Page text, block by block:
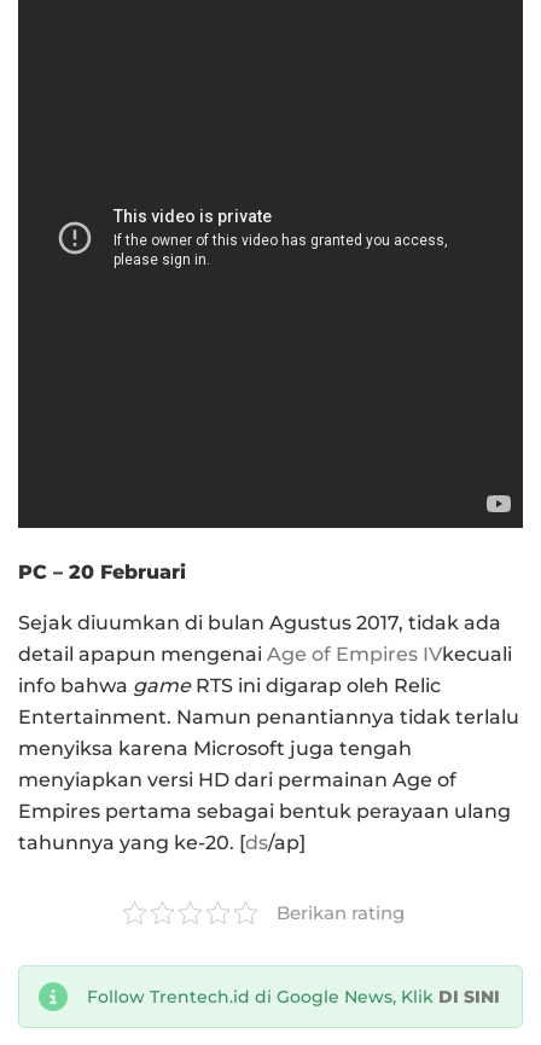
PC – 20 Februari
Sejak diuumkan di bulan Agustus 2017, tidak ada
detail apapun mengenai Age of Empires IVkecuali
info bahwa gameRTS ini digarap oleh Relic
Entertainment. Namun penantiannya tidak terlalu
menyiksa karena Microsoft juga tengah
menyiapkan versi HD dari permainan Age of
Empires pertama sebagai bentuk perayaan ulang
tahunnya yang ke-20. [ds/ap]
Berikan rating
Follow Trentech.id di Google News, Klik DI SINI